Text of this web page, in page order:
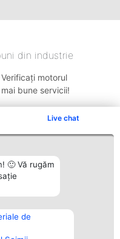
Live chat
🙂 Vă rugăm
de
din industrie
motorul
bune servicii!
Contact